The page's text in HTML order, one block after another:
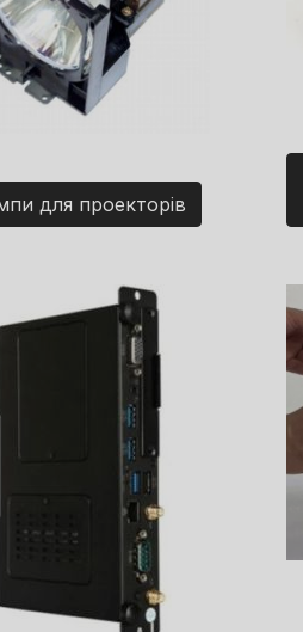
для проекторів